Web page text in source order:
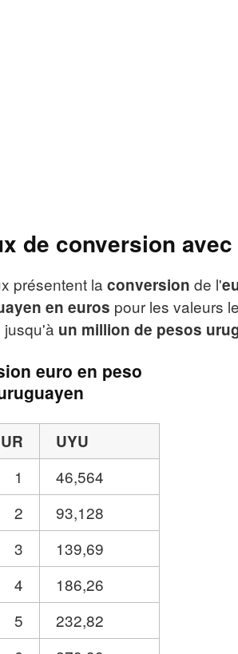
de conversion
présentent la conversion de l'
en euros pour les valeurs
jusqu'à un million de pesos
euro en peso
UYU
1
46,564
2
93,128
3
139,69
4
186,26
5
232,82